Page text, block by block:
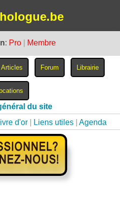
: Pro Membre
du site
d'or Liens utiles Agenda